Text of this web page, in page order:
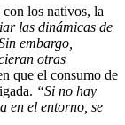
los nativos, la
las dinámicas de
embargo,
otras
que el consumo de
“Si no hay
en el entorno, se